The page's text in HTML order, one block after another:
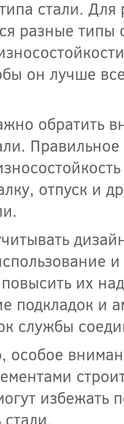
стали.
разные
он лучше
обратить
отпуск и
их
подкладок и
службы
особое